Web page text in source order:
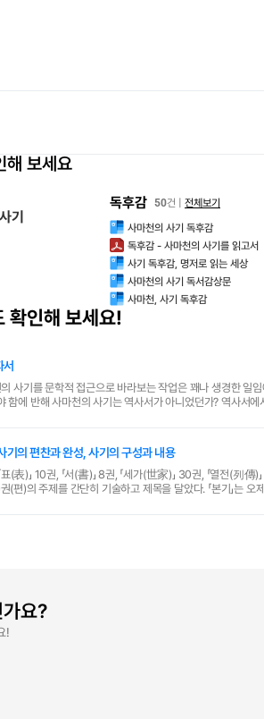
해 보세요
기
독후감 50건 | 전체보기
사마천의 사기 독후감
독후감 - 사마천의 사기를 읽고서
사기 독후감, 명저로 읽는 세상
사마천의 사기 독서감상문
사마천, 사기 독후감
확인해 보세요!
서
함에 반해 사마천의 사기는 역사서가 아니었던가? 역사서
의 편찬과 완성, 사기의 구성과 내용
표(表)」 10권, 「서(書)」 8권, 「세가(世家)」 30권, 「열전(
제목을 달았다. 「본기」는 오제(五帝)로부터 한무제(漢武帝)에 이르기까지의 대략 2,400
요?
!